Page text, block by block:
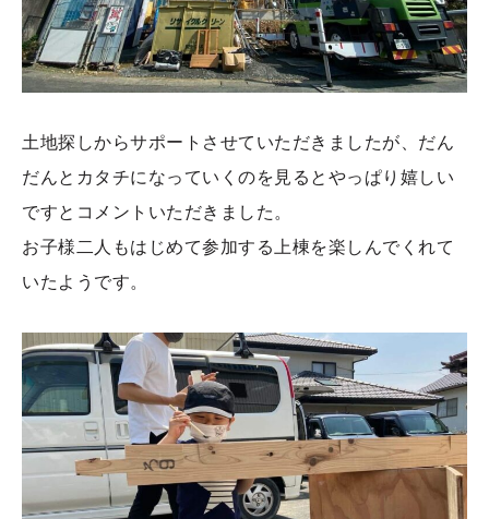
土地探しからサポートさせていただきましたが、だん
だんとカタチになっていくのを見るとやっぱり嬉しい
ですとコメントいただきました。
お子様二人もはじめて参加する上棟を楽しんでくれて
いたようです。